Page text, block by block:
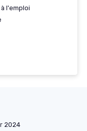
l'emploi
2024